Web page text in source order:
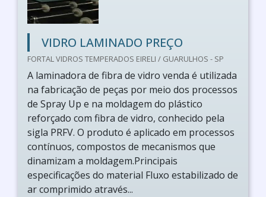
VIDRO LAMINADO PREÇO
FORTAL VIDROS TEMPERADOS EIRELI / GUARULHOS - SP
A laminadora de fibra de vidro venda é utilizada
na fabricação de peças por meio dos processos
de Spray Up e na moldagem do plástico
reforçado com fibra de vidro, conhecido pela
sigla PRFV. O produto é aplicado em processos
contínuos, compostos de mecanismos que
dinamizam a moldagem.Principais
especificações do material Fluxo estabilizado de
ar comprimido através...